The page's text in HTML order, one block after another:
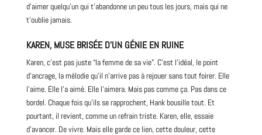
d’aimer quelqu’un qui t’abandonne un peu tous les jours, mais qui ne
t’oublie jamais.
KAREN, MUSE BRISÉE D’UN GÉNIE EN RUINE
Karen, c’est pas juste “la femme de sa vie”. C’est l’idéal, le point
d’ancrage, la mélodie qu’il n’arrive pas à rejouer sans tout foirer. Elle
l’aime. Elle l’a aimé. Elle l’aimera. Mais pas comme ça. Pas dans ce
bordel. Chaque fois qu’ils se rapprochent, Hank bousille tout. Et
pourtant, il revient, comme un refrain triste. Karen, elle, essaie
d’avancer. De vivre. Mais elle garde ce lien, cette douleur, cette